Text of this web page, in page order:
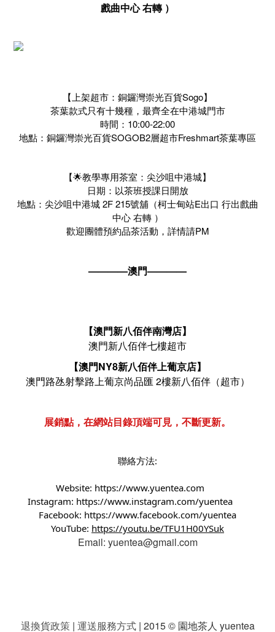
戲曲中心 右轉 ）
【上架超市：銅鑼灣崇光百貨Sogo】
茶葉款式只有十幾種，最齊全在中港城門市
時間：10:00-22:00
地點：銅鑼灣崇光百貨SOGOB2層超市Freshmart茶葉專區
【🌟教學專用茶室：尖沙咀中港城】
日期：以茶班授課日開放
地點：尖沙咀中港城 2F 215號舖（柯士甸站E出口 行出戲曲
中心 右轉 ）
歡迎團體預約品茶活動，詳情請PM
————澳門————
【澳門新八佰伴南灣店】
澳門新八佰伴七樓超市
【澳門NY8新八佰伴上葡京店】
澳門路氹射擊路上葡京尚品匯 2樓新八佰伴（超市）
展銷點，在網站目錄頂端可見，不斷更新。
聯絡方法:
Website: https://www.yuentea.com
Instagram: https://www.instagram.com/yuentea
Facebook: https://www.facebook.com/yuentea
YouTube: https://youtu.be/TFU1H00YSuk
Email: yuentea@gmail.com
退換貨政策| 運送服務方式| 2015 © 園地茶人 yuentea